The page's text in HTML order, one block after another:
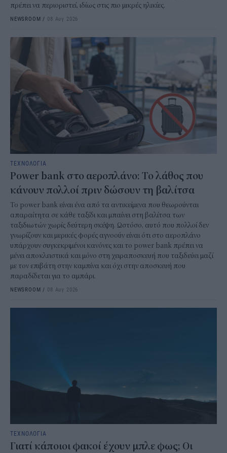
πρέπει να περιοριστεί, ιδίως στις πιο μικρές ηλικίες.
NEWSROOM / 08 Αυγ 2026
ΤΕΧΝΟΛΟΓΙΑ
Power bank στο αεροπλάνο: Το λάθος που
κάνουν πολλοί πριν δώσουν τη βαλίτσα
To power bank είναι ένα από τα αντικείμενα που θεωρούνται
απαραίτητα σε κάθε ταξίδι και μπαίνει στη βαλίτσα των
ταξιδιωτών χωρίς δεύτερη σκέψη. Ωστόσο, αυτό που πολλοί δεν
γνωρίζουν και μερικές φορές αγνοούν είναι ότι στο αεροπλάνο
υπάρχουν συγκεκριμένοι κανόνες και το power bank πρέπει να
μένει αποκλειστικά και μόνο στη χειραποσκευή που ταξιδεύει μαζί
με τον επιβάτη στην καμπίνα και όχι στην αποσκευή που
παραδίδεται για το αμπάρι.
NEWSROOM / 08 Αυγ 2026
ΤΕΧΝΟΛΟΓΙΑ
Γιατί κάποιοι φακοί έχουν μπλε φως; Οι